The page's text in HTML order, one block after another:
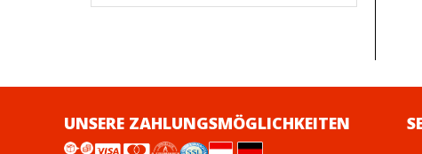
UNSERE ZAHLUNGSMÖGLICHKEITEN